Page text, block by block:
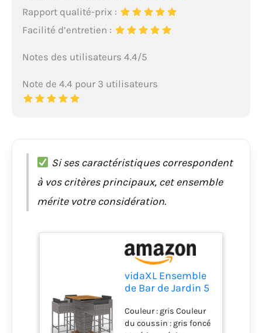
Rapport qualité-prix :
Facilité d’entretien :
Notes des utilisateurs 4.4/5
Note de 4.4 pour 3 utilisateurs
Si ses caractéristiques correspondent
à vos critères principaux, cet ensemble
mérite votre considération.
vidaXL Ensemble
de Bar de Jardin 5
Meubles
d'Extérieur Table
Couleur : gris Couleur
du coussin : gris foncé